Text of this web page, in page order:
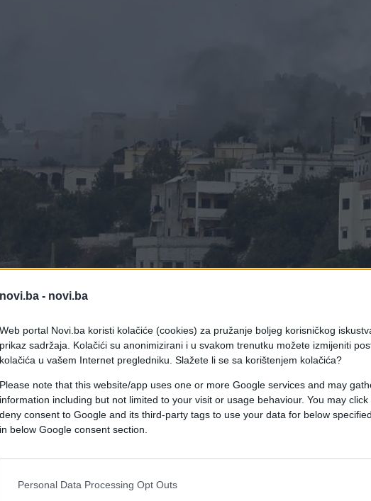
novi.ba - novi.ba
Web portal Novi.ba koristi kolačiće (cookies) za pružanje boljeg korisničkog
prikaz sadržaja. Kolačići su anonimizirani i u svakom trenutku možete izmijeniti
kolačića u vašem Internet pregledniku. Slažete li se sa korištenjem kolačića?
Please note that this website/app uses one or more Google services and may
information including but not limited to your visit or usage behaviour. You may
deny consent to Google and its third-party tags to use your data for below
in below Google consent section.
Personal Data Processing Opt Outs
zatvara područje do četiri kilometara od svoje
eskalacije neprijateljstava.